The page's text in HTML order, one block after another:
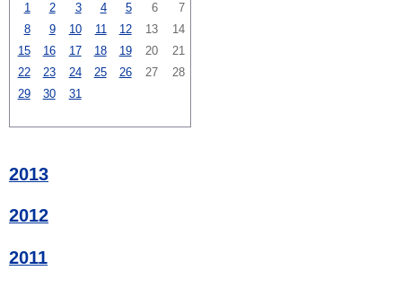
1
2 3 4 5 6
7
8
9 10 11 12 13
14
15
16 17 18 19 20
21
22
23 24 25 26 27
28
29
30 31
2013
2012
2011